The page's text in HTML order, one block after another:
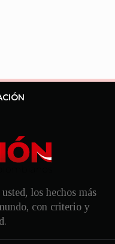
los hechos más
con criterio y